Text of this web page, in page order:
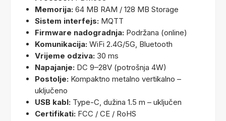
Memorija: 64 MB RAM / 128 MB Storage
Sistem interfejs: MQTT
Firmware nadogradnja: Podržana (online)
Komunikacija: WiFi 2.4G/5G, Bluetooth
Vrijeme odziva: 30 ms
Napajanje: DC 9–28V (potrošnja 4W)
Postolje: Kompaktno metalno vertikalno –
uključeno
USB kabl: Type-C, dužina 1.5 m – uključen
Certifikati: FCC / CE / RoHS